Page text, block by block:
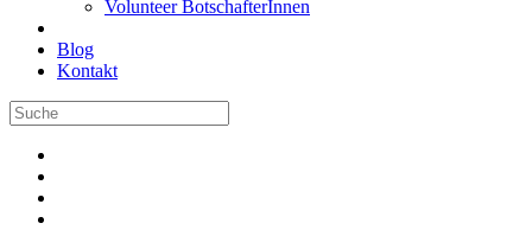
Volunteer BotschafterInnen
Blog
Kontakt